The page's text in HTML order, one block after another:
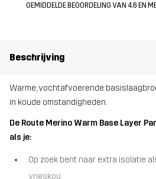
GEMIDDELDE BEOORDELING VAN 4.6 EN
Beschrijving
Warme, vochtafvoerende
in koude omstandigheden.
De Route Merino Warm Base Layer
als je:
Op zoek bent naar extra isolatie
vrieskou